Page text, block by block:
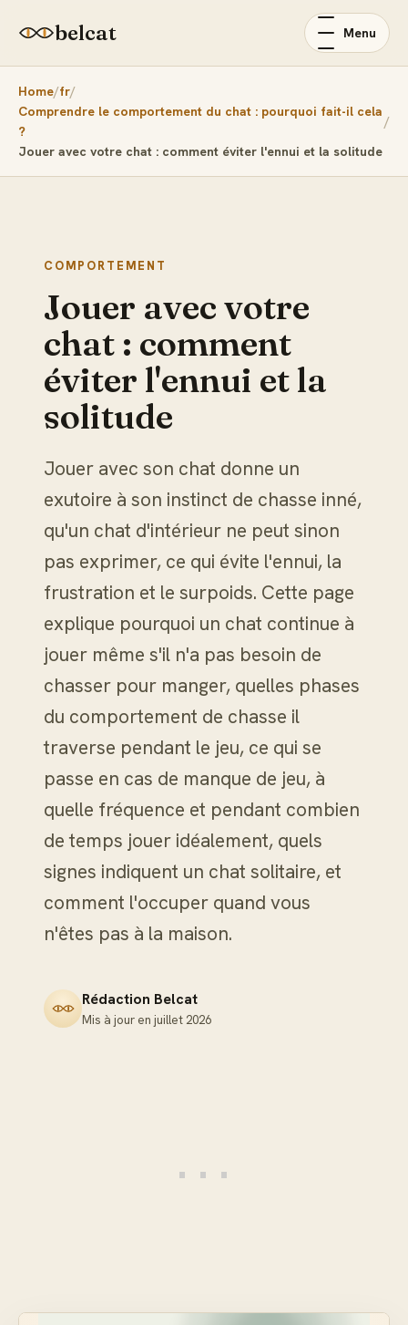
belcat Menu
Home fr
Comprendre le comportement du chat : pourquoi fait-il cela
?
Jouer avec votre chat : comment éviter l'ennui et la solitude
COMPORTEMENT
Jouer avec votre
chat : comment
éviter l'ennui et la
solitude
Jouer avec son chat donne un
exutoire à son instinct de chasse inné,
qu'un chat d'intérieur ne peut sinon
pas exprimer, ce qui évite l'ennui, la
frustration et le surpoids. Cette page
explique pourquoi un chat continue à
jouer même s'il n'a pas besoin de
chasser pour manger, quelles phases
du comportement de chasse il
traverse pendant le jeu, ce qui se
passe en cas de manque de jeu, à
quelle fréquence et pendant combien
de temps jouer idéalement, quels
signes indiquent un chat solitaire, et
comment l'occuper quand vous
n'êtes pas à la maison.
Rédaction Belcat
Mis à jour en juillet 2026